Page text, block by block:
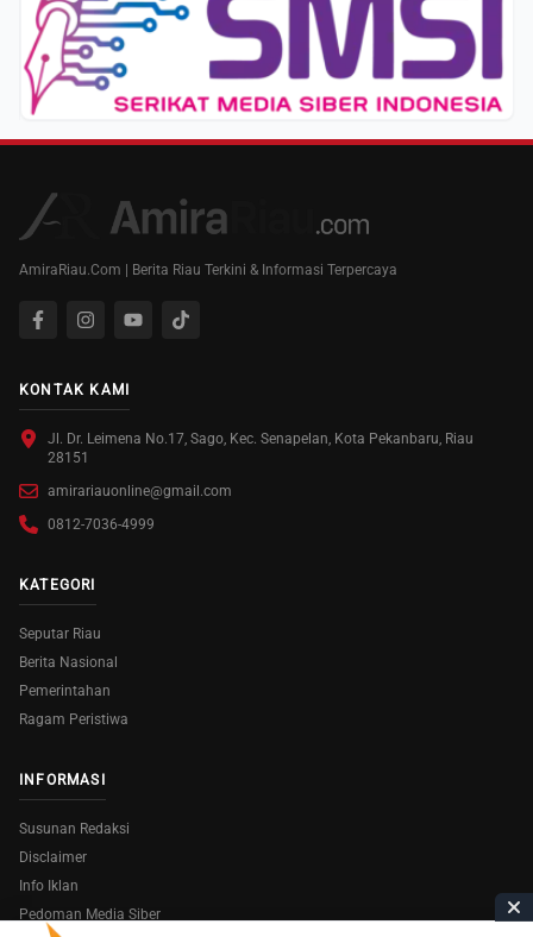
AmiraRiau.Com | Berita Riau Terkini & Informasi Terpercaya
KONTAK KAMI
Jl. Dr. Leimena No.17, Sago, Kec. Senapelan, Kota Pekanbaru, Riau
28151
amirariauonline@gmail.com
0812-7036-4999
KATEGORI
Seputar Riau
Berita Nasional
Pemerintahan
Ragam Peristiwa
INFORMASI
Susunan Redaksi
Disclaimer
Info Iklan
Pedoman Media Siber